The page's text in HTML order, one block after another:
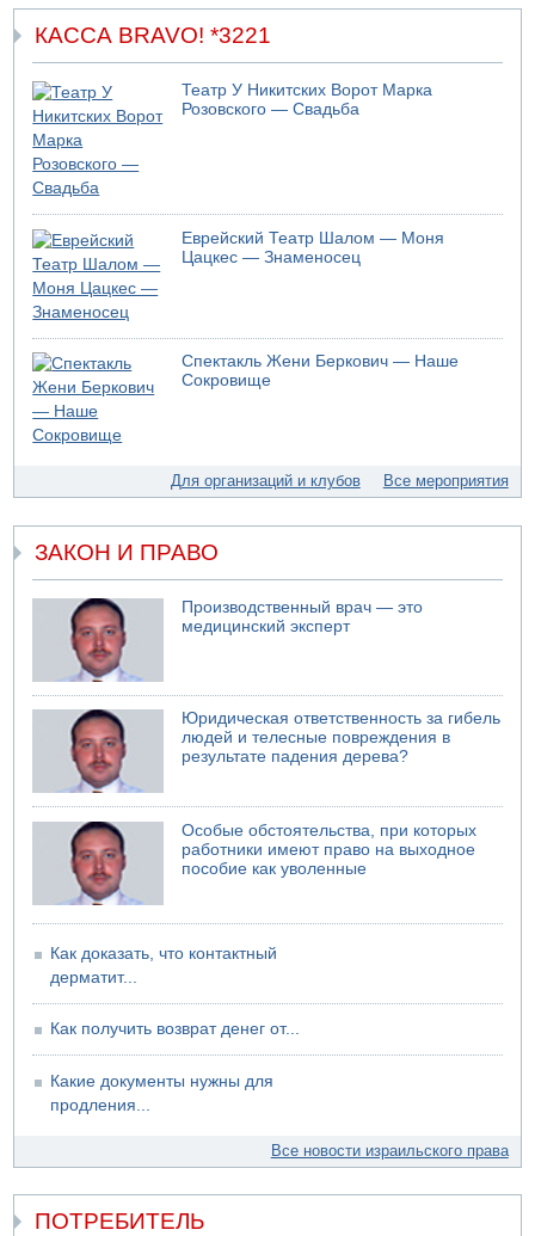
срочные секретные нужды"
КАССА BRAVO! *3221
Театр У Никитских Ворот Марка
Розовского — Свадьба
Еврейский Театр Шалом — Моня
Цацкес — Знаменосец
Спектакль Жени Беркович — Наше
Сокровище
Для организаций и клубов Все мероприятия
ЗАКОН И ПРАВО
Производственный врач — это
медицинский эксперт
Юридическая ответственность за гибель
людей и телесные повреждения в
результате падения дерева?
Особые обстоятельства, при которых
работники имеют право на выходное
пособие как уволенные
Как доказать, что контактный
дерматит...
Как получить возврат денег от...
Какие документы нужны для
продления...
Все новости израильского права
ПОТРЕБИТЕЛЬ